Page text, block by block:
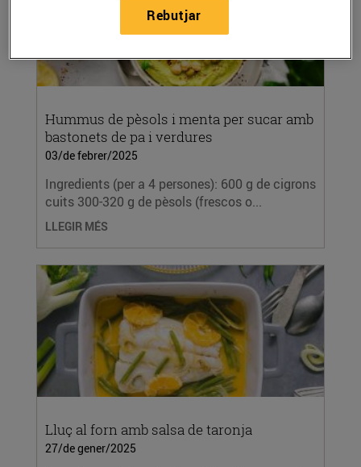
Hummus de pèsols i menta per sucar amb
bastonets de pa i verdures
03/de febrer/2025
Ingredients (per a 4 persones): 600 g de cigrons
cuits 300-320 g de pèsols (frescos o...
LLEGIR MÉS
Lluç al forn amb salsa de taronja
27/de gener/2025
Rebutjar